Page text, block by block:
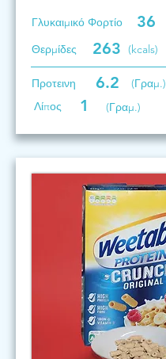
Γλυκαιμικό Φορτίο 36
Θερμίδες 263 (kcals)
Προτεινη 6.2
(Γραμ.)
Λίπος
1 (Γραμ.)